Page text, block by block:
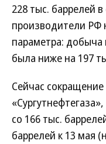
228 тыс. баррелей
производители РФ
параметра:
была ниже на 197
Сейчас
со 166 тыс.
баррелей к 13 мая